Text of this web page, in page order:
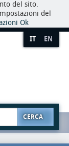
del sito.
del
Ok
IT EN
CERCA